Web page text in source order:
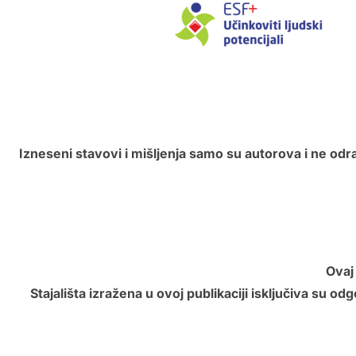
Izneseni stavovi i mišljenja samo su autorova i ne
Stajališta izražena u ovoj publikaciji isključiva su